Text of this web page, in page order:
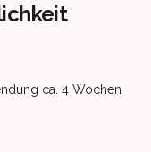
ca. 4 Wochen